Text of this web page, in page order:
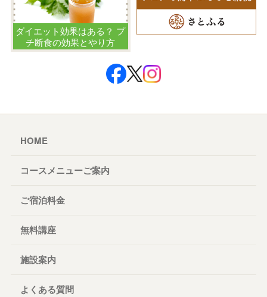
ダイエット効果はある？ プ
チ断食の効果とやり方
HOME
コースメニューご案内
ご宿泊料金
無料講座
施設案内
よくある質問